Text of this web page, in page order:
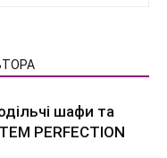
шафи та
PERFECTION